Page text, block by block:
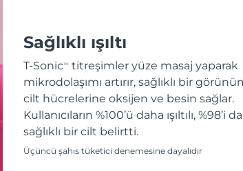
Sağlıklı ışıltı
T-SonicTM
titreşimler yüze masaj yaparak
mikrodolaşımı artırır, sağlıklı bir
cilt hücrelerine oksijen ve besin sağlar.
Kullanıcıların %100’ü daha ışıltılı, %98’i
sağlıklı bir cilt belirtti.
Üçüncü şahıs tüketici denemesine dayalıdır